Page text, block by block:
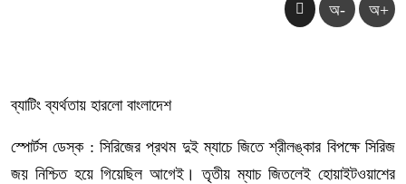
অ- অ+
ব্যাটিং ব্যর্থতায় হারলো বাংলাদেশ
স্পোর্টস ডেস্ক : সিরিজের প্রথম দুই ম্যাচে জিতে শ্রীলঙ্কার বিপক্ষে সিরিজ
জয় নিশ্চিত হয়ে গিয়েছিল আগেই। তৃতীয় ম্যাচ জিতলেই হোয়াইটওয়াশের